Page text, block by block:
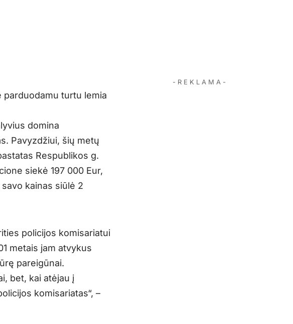
parduodamu turtu lemia
domina
Pavyzdžiui, šių metų
Respublikos g.
siekė 197 000 Eur,
kainas siūlė 2
policijos komisariatui
metais jam atvykus
pareigūnai.
bet, kai atėjau į
komisariatas“, –
- R E K L A M A -